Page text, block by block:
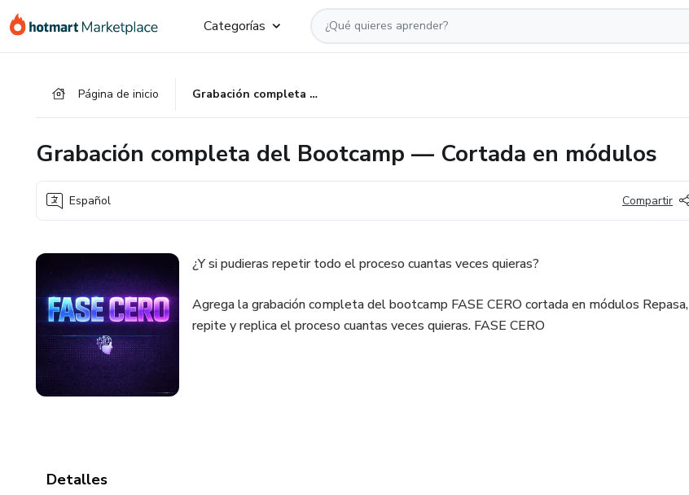
Categorías
Página de inicio Grabación completa del Bootcamp — Cortada en módulos
Grabación completa del Bootcamp — Cortada en módulos
Español Compartir
¿Y si pudieras repetir todo el proceso cuantas veces quieras?
Agrega la grabación completa del bootcamp FASE CERO cortada en módulos Repasa,
repite y replica el proceso cuantas veces quieras. FASE CERO
Detalles